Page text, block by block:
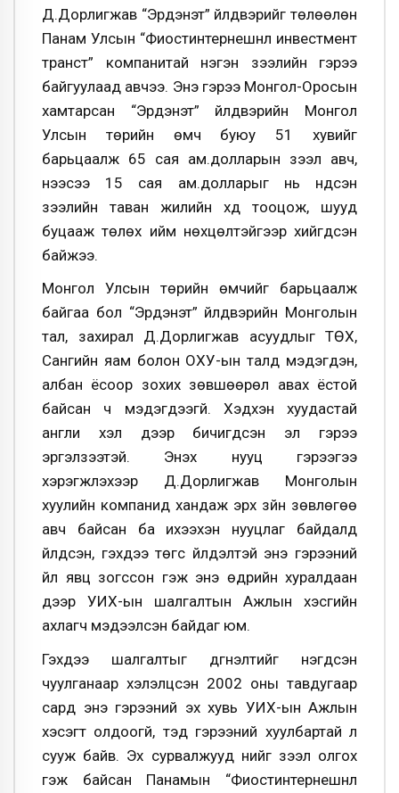
Д.Дорлигжав “Эрдэнэт” үйлдвэрийг төлөөлөн
Панам Улсын “Фиостинтернешнл инвестмент
транст” компанитай нэгэн зээлийн гэрээ
байгуулаад авчээ. Энэ гэрээ Монгол-Оросын
хамтарсан “Эрдэнэт” үйлдвэрийн Монгол
Улсын төрийн өмч буюу 51 хувийг
барьцаалж 65 сая ам.долларын зээл авч,
үүнээсээ 15 сая ам.долларыг нь үндсэн
зээлийн таван жилийн хүүд тооцож, шууд
буцааж төлөх ийм нөхцөлтэйгээр хийгдсэн
байжээ.
Монгол Улсын төрийн өмчийг барьцаалж
байгаа бол “Эрдэнэт” үйлдвэрийн Монголын
тал, захирал Д.Дорлигжав асуудлыг ТӨХ,
Сангийн яам болон ОХУ-ын талд мэдэгдэн,
албан ёсоор зохих зөвшөөрөл авах ёстой
байсан ч мэдэгдээгүй. Хэдхэн хуудастай
англи хэл дээр бичигдсэн эл гэрээ
эргэлзээтэй. Энэхүү нууц гэрээгээ
хэрэгжүүлэхээр Д.Дорлигжав Монголын
хуулийн компанид хандаж эрх зүйн зөвлөгөө
авч байсан ба ихээхэн нууцлаг байдалд
үйлдсэн, гэхдээ төгс үйлдэлтэй энэ гэрээний
үйл явц зогссон гэж энэ өдрийн хуралдаан
дээр УИХ-ын шалгалтын Ажлын хэсгийн
ахлагч мэдээлсэн байдаг юм.
Гэхдээ шалгалтыг дүгнэлтийг нэгдсэн
чуулганаар хэлэлцсэн 2002 оны тавдугаар
сард энэ гэрээний эх хувь УИХ-ын Ажлын
хэсэгт олдоогүй, тэд гэрээний хуулбартай л
сууж байв. Эх сурвалжууд үүнийг зээл олгох
гэж байсан Панамын “Фиостинтернешнл